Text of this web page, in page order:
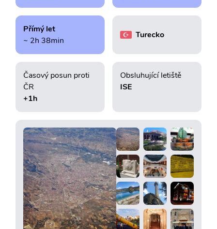
Přímý let
~ 2h 38min
Turecko
Časový posun proti
ČR
+1h
Obsluhující letiště
ISE